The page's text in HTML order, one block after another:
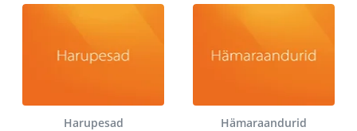
Harupesad Hämaraandurid